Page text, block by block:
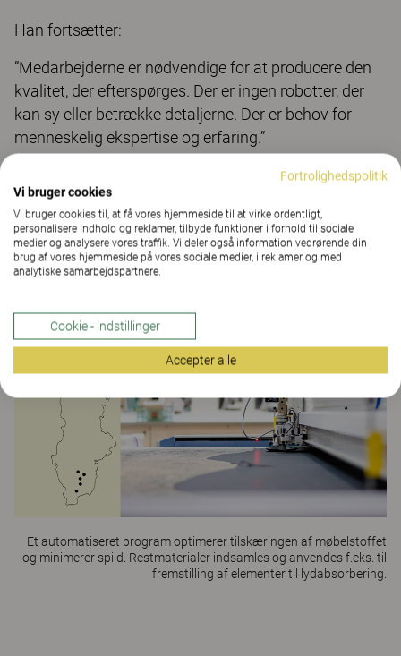
Han fortsætter:
”Medarbejderne er nødvendige for at producere den
kvalitet, der efterspørges. Der er ingen robotter, der
kan sy eller betrække detaljerne. Der er behov for
menneskelig ekspertise og erfaring.”
Made in Sweden.Kinnarps’ fabrikker ligger i
Sverige: Kinnarp, Skillingaryd, Jönköping og
Vinslöv samt to afdelinger i Tranås.
Et automatiseret program optimerer tilskæringen af møbelstoffet
og minimerer spild. Restmaterialer indsamles og anvendes f.eks. til
fremstilling af elementer til lydabsorbering.
Fortrolighedspolitik
Vi bruger cookies
Vi bruger cookies til, at få vores hjemmeside til at virke ordentligt,
personalisere indhold og reklamer, tilbyde funktioner i forhold til sociale
medier og analysere vores traffik. Vi deler også information vedrørende din
brug af vores hjemmeside på vores sociale medier, i reklamer og med
analytiske samarbejdspartnere.
Cookie - indstillinger
Accepter alle